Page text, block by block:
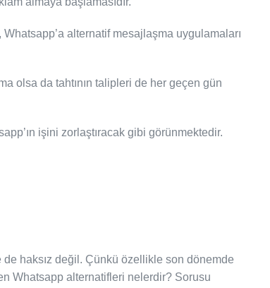
alternatif mesajlaşma uygulamaları
olsa da tahtının talipleri de her geçen gün
işini zorlaştıracak gibi görünmektedir.
haksız değil. Çünkü özellikle son dönemde
Whatsapp alternatifleri nelerdir? Sorusu